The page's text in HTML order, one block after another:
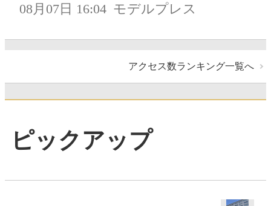
08月07日 16:04 モデルプレス
アクセス数ランキング一覧へ
ピックアップ